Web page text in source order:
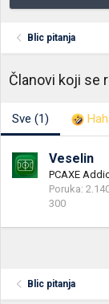
Blic pitanja
Članovi koji se
Sve (1)
Veselin
PCAXE
Poruka
300
Blic pitanja